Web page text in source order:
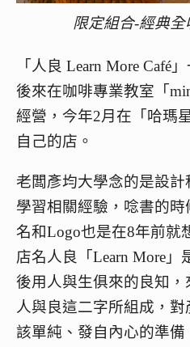
限定組合-經典全
「人良 Learn More Café
後來在咖啡專業教室「
經營，今年2月在「哈瑪
自己的店。
老闆彥均大學念的是設
學習相關經驗，唸書的
名和Logo也是在8年前就
店名人良「Learn More
後用人與生俱來的良知
人與良這二字所組成，
該單純、發自內心的準